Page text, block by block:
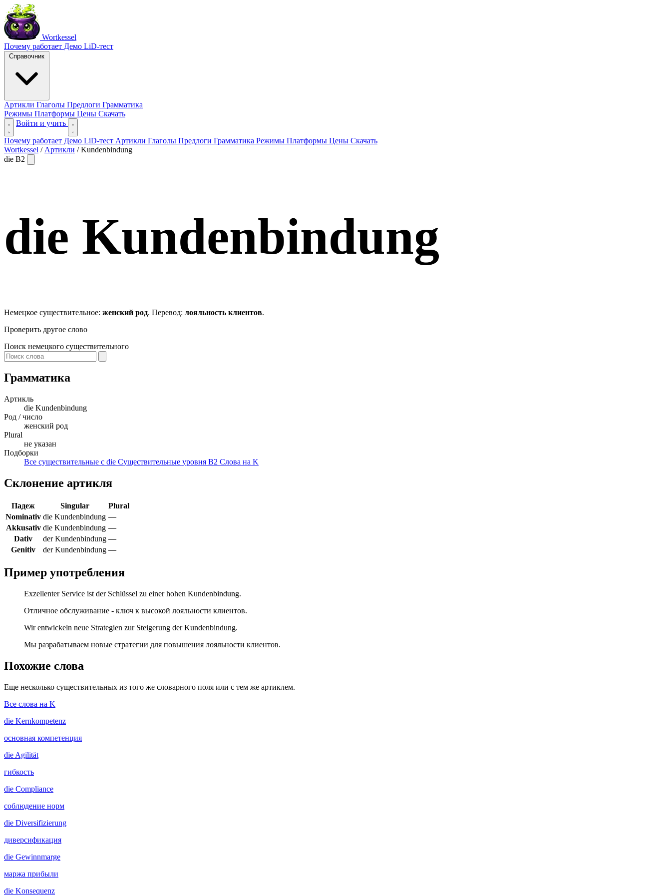
Wortkessel
Почему работает Демо LiD-тест
Справочник
Артикли Глаголы Предлоги Грамматика
Режимы Платформы Цены Скачать
Войти и учить
Почему работает Демо LiD-тест Артикли Глаголы Предлоги Грамматика Режимы Платформы Цены Скачать
Wortkessel / Артикли / Kundenbindung
die B2
die Kundenbindung
Немецкое существительное: женский род. Перевод: лояльность клиентов.
Проверить другое слово
Поиск немецкого существительного
Грамматика
Артикль
die Kundenbindung
Род / число
женский род
Plural
не указан
Подборки
Все существительные с die Существительные уровня B2 Слова на K
Склонение артикля
Падеж Singular
Plural
Nominativ die Kundenbindung —
Akkusativ die Kundenbindung —
Dativ
der Kundenbindung —
Genitiv
der Kundenbindung —
Пример употребления
Exzellenter Service ist der Schlüssel zu einer hohen Kundenbindung.
Отличное обслуживание - ключ к высокой лояльности клиентов.
Wir entwickeln neue Strategien zur Steigerung der Kundenbindung.
Мы разрабатываем новые стратегии для повышения лояльности клиентов.
Похожие слова
Еще несколько существительных из того же словарного поля или с тем же артиклем.
Все слова на K
die Kernkompetenz
основная компетенция
die Agilität
гибкость
die Compliance
соблюдение норм
die Diversifizierung
диверсификация
die Gewinnmarge
маржа прибыли
die Konsequenz